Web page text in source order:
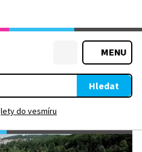
MENU
Hledat
lety do vesmíru